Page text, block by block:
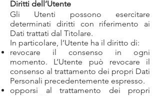
Diritti dell’Utente
Gli Utenti possono esercitare
determinati diritti con riferimento ai
Dati trattati dal Titolare.
In particolare, l’Utente ha il diritto di:
revocare il consenso in ogni
momento. L’Utente può revocare il
consenso al trattamento dei propri Dati
Personali precedentemente espresso.
opporsi al trattamento dei propri